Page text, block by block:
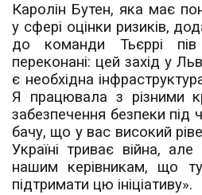
Каролін Бутен, яка має
у сфері оцінки ризиків,
до команди Тьєррі
переконані: цей захід у
є необхідна
Я працювала з різними
забезпечення безпеки під
бачу, що у вас високий
Україні триває війна,
нашим керівникам, що
підтримати цю ініціативу».